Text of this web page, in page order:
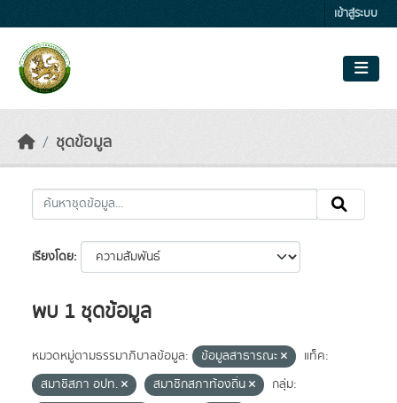
เข้าสู่ระบบ
ชุดข้อมูล
เรียงโดย
พบ 1 ชุดข้อมูล
หมวดหมู่ตามธรรมาภิบาลข้อมูล: ข้อมูลสาธารณะ
แท็ค:
สมาชิสภา อปท.
สมาชิกสภาท้องถิ่น
กลุ่ม: